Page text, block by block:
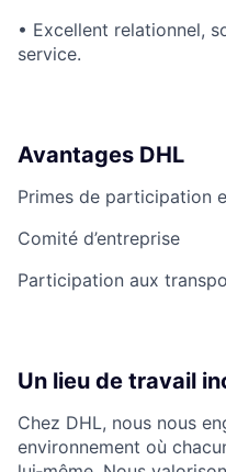
• Excellent relationnel,
service.
Avantages DHL
Primes de participation
Comité d’entreprise
Participation aux
Un lieu de travail
Chez DHL, nous nous
environnement où